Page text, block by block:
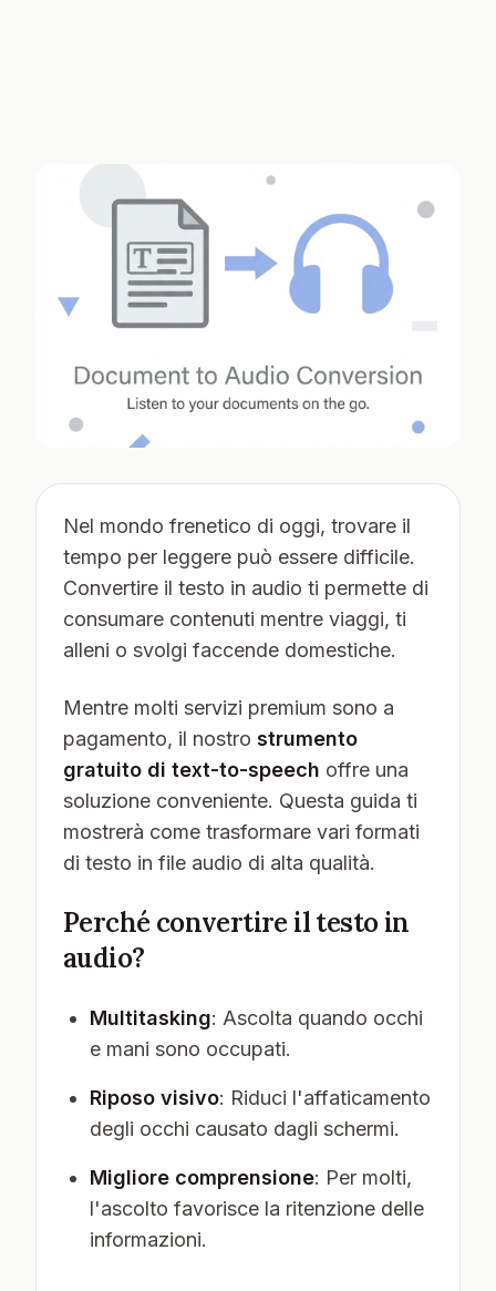
Nel mondo frenetico di oggi, trovare il
tempo per leggere può essere difficile.
Convertire il testo in audio ti permette di
consumare contenuti mentre viaggi, ti
alleni o svolgi faccende domestiche.
Mentre molti servizi premium sono a
pagamento, il nostro strumento
gratuito di text-to-speech offre una
soluzione conveniente. Questa guida ti
mostrerà come trasformare vari formati
di testo in file audio di alta qualità.
Perché convertire il testo in
audio?
Multitasking: Ascolta quando occhi
e mani sono occupati.
Riposo visivo: Riduci l'affaticamento
degli occhi causato dagli schermi.
Migliore comprensione: Per molti,
l'ascolto favorisce la ritenzione delle
informazioni.